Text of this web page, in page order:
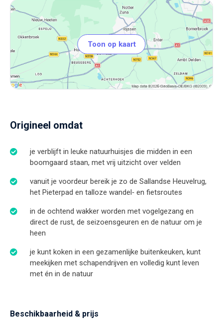
Toon op kaart
Origineel omdat
je verblijft in leuke natuurhuisjes die midden in een
boomgaard staan, met vrij uitzicht over velden
vanuit je voordeur bereik je zo de Sallandse Heuvelrug,
het Pieterpad en talloze wandel‑ en fietsroutes
in de ochtend wakker worden met vogelgezang en
direct de rust, de seizoensgeuren en de natuur om je
heen
je kunt koken in een gezamenlijke buitenkeuken, kunt
meekijken met schapendrijven en volledig kunt leven
met én in de natuur
Beschikbaarheid & prijs